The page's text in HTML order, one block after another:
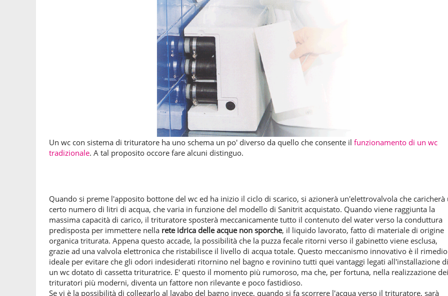
Un wc con sistema di trituratore ha uno schema un po' diverso da quello che consente il funzionamento di un wc
tradizionale. A tal proposito occore fare alcuni distinguo.
Quando si preme l'apposito bottone del wc ed ha inizio il ciclo di scarico, si azionerà un'elettrovalvola che caricherà
certo numero di litri di acqua, che varia in funzione del modello di Sanitrit acquistato. Quando viene raggiunta la
massima capacità di carico, il trituratore sposterà meccanicamente tutto il contenuto del water verso la conduttura
predisposta per immettere nella rete idrica delle acque non sporche, il liquido lavorato, fatto di materiale di origine
organica triturata. Appena questo accade, la possibilità che la puzza fecale ritorni verso il gabinetto viene esclusa,
grazie ad una valvola elettronica che ristabilisce il livello di acqua totale. Questo meccanismo innovativo è il rimedio
ideale per evitare che gli odori indesiderati ritornino nel bagno e rovinino tutti quei vantaggi legati all'installazione di
un wc dotato di cassetta trituratrice. E' questo il momento più rumoroso, ma che, per fortuna, nella realizzazione dei
trituratori più moderni, diventa un fattore non rilevante e poco fastidioso.
Se vi è la possibilità di collegarlo al lavabo del bagno invece, quando si fa scorrere l'acqua verso il trituratore, sarà